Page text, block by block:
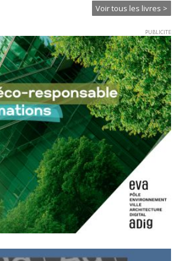
Voir tous les livres >
PUBLICITE